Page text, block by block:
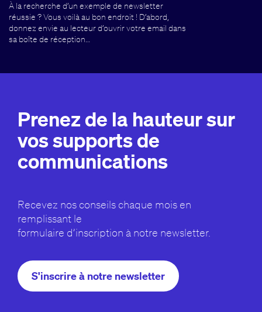
À la recherche d’un exemple de newsletter
réussie ? Vous voilà au bon endroit ! D’abord,
donnez envie au lecteur d’ouvrir votre email dans
sa boîte de réception…
Prenez de la hauteur sur
vos supports de
communications
Recevez nos conseils chaque mois en
remplissant le
formulaire d’inscription à notre newsletter.
S'inscrire à notre newsletter